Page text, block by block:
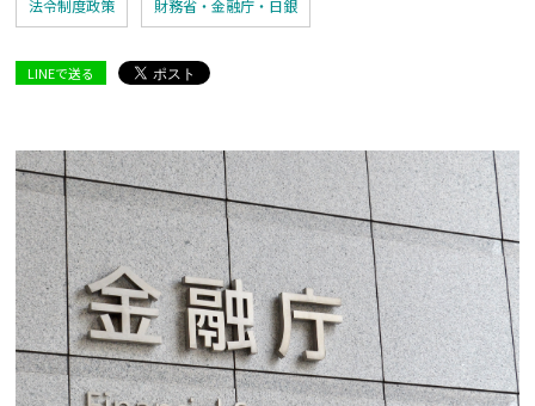
法令制度政策 財務省・金融庁・日銀
LINEで送る